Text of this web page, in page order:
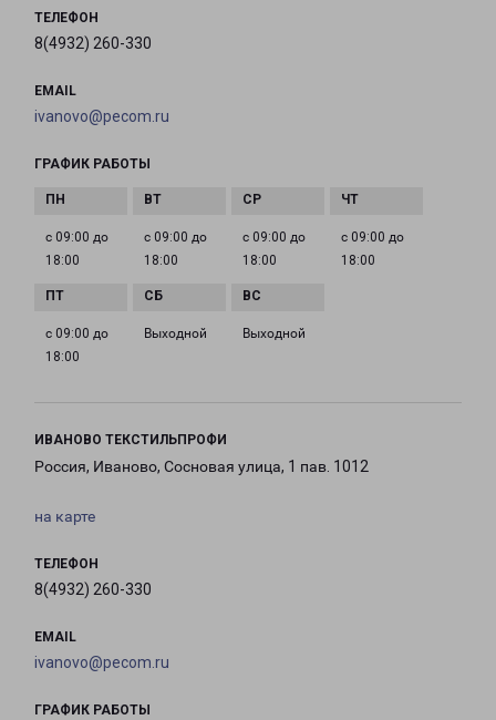
ТЕЛЕФОН
8(4932) 260-330
EMAIL
ivanovo@pecom.ru
ГРАФИК РАБОТЫ
с 09:00 до
18:00
с 09:00 до
18:00
с 09:00 до
18:00
с 09:00 до
18:00
с 09:00 до
18:00
Выходной Выходной
ИВАНОВО ТЕКСТИЛЬПРОФИ
Россия, Иваново, Сосновая улица, 1 пав. 1012
на карте
ТЕЛЕФОН
8(4932) 260-330
EMAIL
ivanovo@pecom.ru
ГРАФИК РАБОТЫ